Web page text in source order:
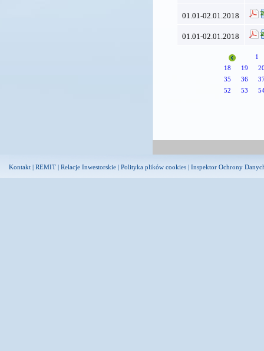
01.01-02.01.2018
01.01-02.01.2018
1
18
19
35
36
52
53
Kontakt | REMIT | Relacje Inwestorskie | Polityka plików cookies | Inspektor Ochrony